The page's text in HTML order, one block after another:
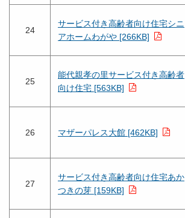
24
サービス付き高齢者向け住宅シニ
アホームわがや [266KB]
25
能代親孝の里サービス付き高齢者
向け住宅 [563KB]
26 マザーパレス大館 [462KB]
27
サービス付き高齢者向け住宅あか
つきの芽 [159KB]